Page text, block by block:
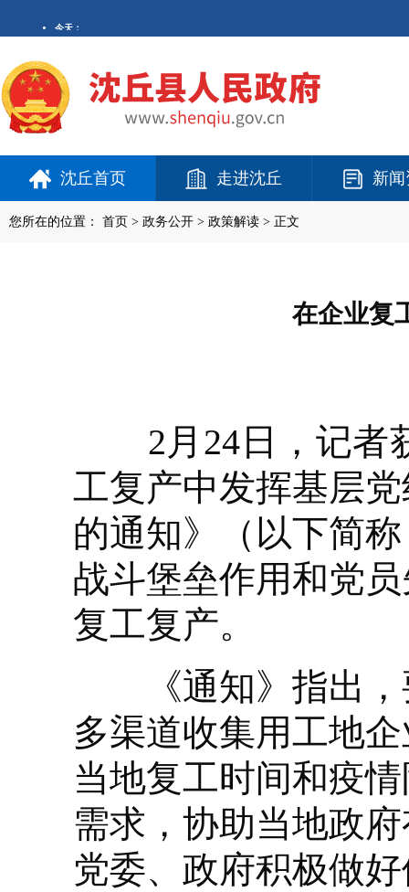
沈丘首页 走进沈丘 新
您所在的位置： 首页 > 政务公开 > 政策解读 > 正文
在企业复
2月24日，记者
工复产中发挥基层
的通知》（以下简
战斗堡垒作用和党
复工复产。
《通知》指出，
多渠道收集用工地
当地复工时间和疫
需求，协助当地政
党委、政府积极做